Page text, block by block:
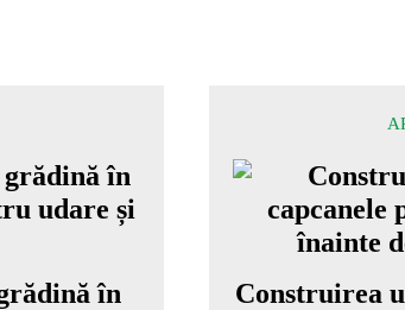
în
Construirea